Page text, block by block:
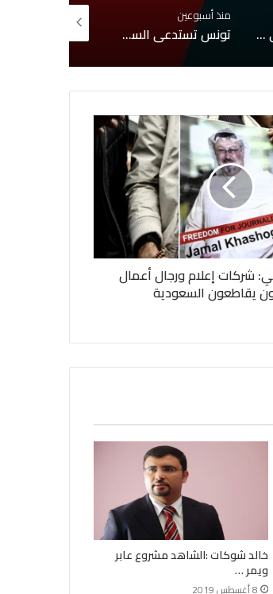
سيدي بوسعيد على قائمة التراث العالمي لليونسكو
منذ أسبوعين
تونس تستدعي السفيرة الفرنسية لإبلاغها احتجاجًا شديد اللهجة إثر حوار إعلامي مع مطلوب للعدالة
شركات إعلام ورجال أعمال
يقاطعون السعودية
خالد شوكات :الشاهد مشروع عابر
ويمر …
8 أغسطس 2019